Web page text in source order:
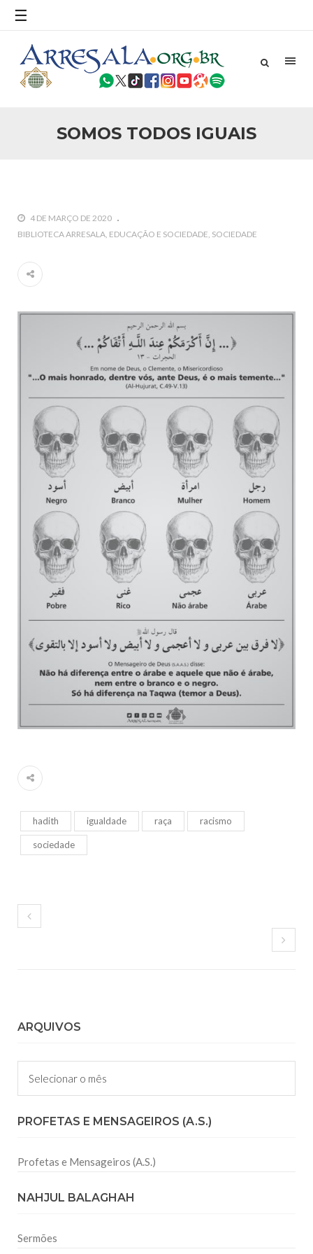
☰
SOMOS TODOS IGUAIS
Conflito
Por: Ahmed Ismail Introdução O presente artigo resume as
principais considerações do autor sobre os atentados de 11
25 DE SETEMBRO DE 2010
Em nome de Deus, O Clemente, O Misericordioso! O Centro
Islâmico no Brasil parabeniza a nação islâmica pela chegada
no ano novo muçulmano de 1435 Hejrita. Desejamos a
10 DE NOVEMBRO DE 2013
Falecimento do Imam Ali Ibn Al-Hussein
Em nome de Deus, o Clemente, o Misericordioso! Diante da
data em que relembramos o martírio do quarto Imam dos
muçulmanos, o Imam Ali Ibn Al-Hussein Ibn Ali Ibn Abi Táleb
(A.S.), conhecido por “Zein Al-Ábidin” (Formosura
NOTÍCIAS
3 DE JULHO DE 2014
Centro Islâmico no Brasil recebe o ex-
ministro das Relações Exteriores da
República Islâmica do Irã
Na noite da quinta-feira, 03 de Abril, o Centro Islâmico no
Brasil recebeu em sua sede, em São Paulo, o ex-ministro das
Relações Exteriores da República Islâmica do Irã, Sr. Kamal
Kharrazi, que encontra-se visitando
4 DE MARÇO DE 2020
BIBLIOTECA ARRESALA EDUCAÇÃO E SOCIEDADE SOCIEDADE
hadith igualdade raça racismo
sociedade
ARQUIVOS
Arquivos
PROFETAS E MENSAGEIROS (A.S.)
Profetas e Mensageiros (A.S.)
NAHJUL BALAGHAH
Sermões